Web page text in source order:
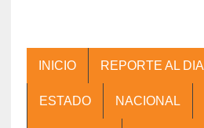
INICIO REPORTE AL DIA
ESTADO NACIONAL